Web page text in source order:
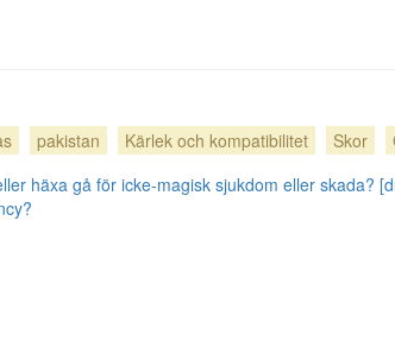
pakistan Kärlek och kompatibilitet Skor
häxa gå för icke-magisk sjukdom eller skada?